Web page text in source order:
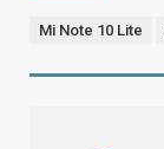
Mi Note 10 Lite